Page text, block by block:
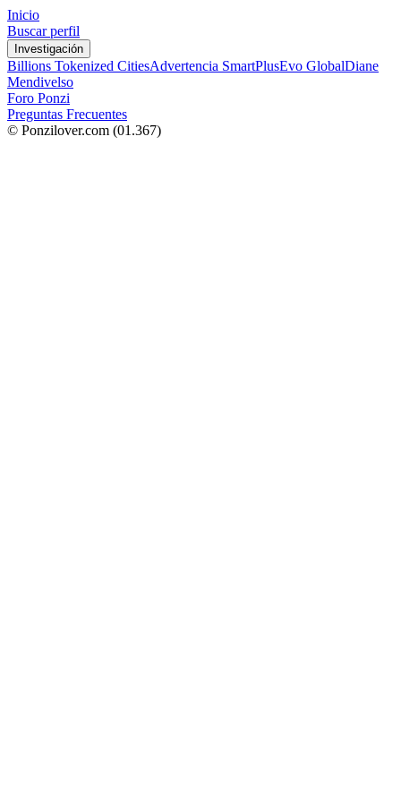
Inicio
Buscar perfil
Investigación
Billions Tokenized CitiesAdvertencia SmartPlusEvo GlobalDiane
Mendivelso
Foro Ponzi
Preguntas Frecuentes
© Ponzilover.com (01.367)